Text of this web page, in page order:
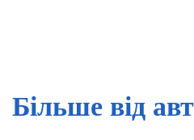
Більше від